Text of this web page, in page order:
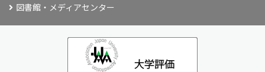
図書館・メディアセンター